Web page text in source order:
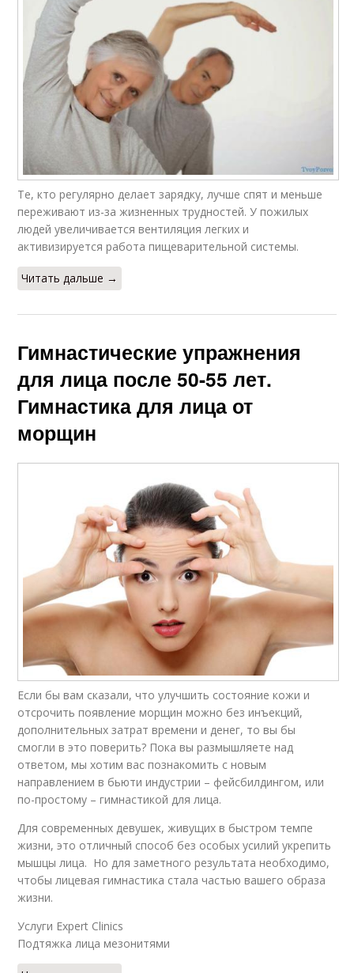
Те, кто регулярно делает зарядку, лучше спят и меньше
переживают из-за жизненных трудностей. У пожилых
людей увеличивается вентиляция легких и
активизируется работа пищеварительной системы.
Читать дальше →
Гимнастические упражнения
для лица после 50-55 лет.
Гимнастика для лица от
морщин
Если бы вам сказали, что улучшить состояние кожи и
отсрочить появление морщин можно без инъекций,
дополнительных затрат времени и денег, то вы бы
смогли в это поверить? Пока вы размышляете над
ответом, мы хотим вас познакомить с новым
направлением в бьюти индустрии – фейсбилдингом, или
по-простому – гимнастикой для лица.
Для современных девушек, живущих в быстром темпе
жизни, это отличный способ без особых усилий укрепить
мышцы лица. Но для заметного результата необходимо,
чтобы лицевая гимнастика стала частью вашего образа
жизни.
Услуги Expert Clinics
Подтяжка лица мезонитями